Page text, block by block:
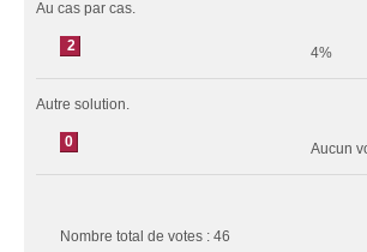
Au cas par cas.
2 4%
Autre solution.
0 Aucun
Nombre total de votes : 46